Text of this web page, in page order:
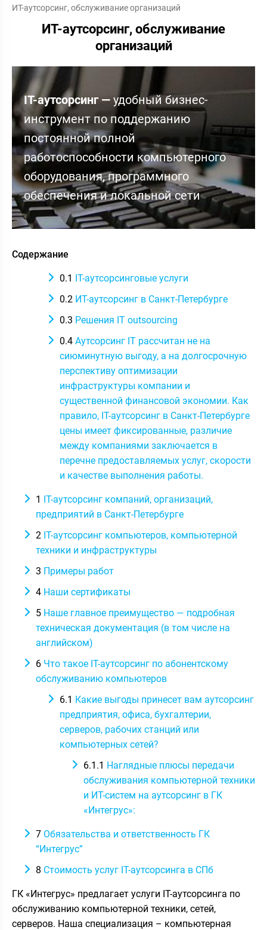
ИТ-аутсорсинг, обслуживание организаций
ИТ-аутсорсинг, обслуживание
организаций
IT-аутсорсинг —удобный бизнес-
инструмент по поддержанию
постоянной полной
работоспособности компьютерного
оборудования, программного
обеспечения и локальной сети
Содержание
0.1 IT-аутсорсинговые услуги
0.2 ИТ-аутсорсинг в Санкт-Петербурге
0.3 Решения IT outsourcing
0.4 Аутсорсинг IT рассчитан не на
сиюминутную выгоду, а на долгосрочную
перспективу оптимизации
инфраструктуры компании и
существенной финансовой экономии. Как
правило, IT-аутсорсинг в Санкт-Петербурге
цены имеет фиксированные, различие
между компаниями заключается в
перечне предоставляемых услуг, скорости
и качестве выполнения работы.
1 IT-аутсорсинг компаний, организаций,
предприятий в Санкт-Петербурге
2 IT-аутсорсинг компьютеров, компьютерной
техники и инфраструктуры
3 Примеры работ
4 Наши сертификаты
5 Наше главное преимущество — подробная
техническая документация (в том числе на
английском)
6 Что такое IT-аутсорсинг по абонентскому
обслуживанию компьютеров
6.1 Какие выгоды принесет вам аутсорсинг
предприятия, офиса, бухгалтерии,
серверов, рабочих станций или
компьютерных сетей?
6.1.1 Наглядные плюсы передачи
обслуживания компьютерной техники
и ИТ-систем на аутсорсинг в ГК
«Интегрус»:
7 Обязательства и ответственность ГК
“Интегрус”
8 Стоимость услуг IT-аутсорсинга в СПб
ГК «Интегрус» предлагает услуги IT-аутсорсинга по
обслуживанию компьютерной техники, сетей,
серверов. Наша специализация – компьютерная